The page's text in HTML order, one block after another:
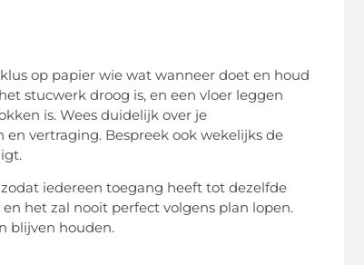
op papier wie wat wanneer doet en houd
stucwerk droog is, en een vloer leggen
is. Wees duidelijk over je
vertraging. Bespreek ook wekelijks de
iedereen toegang heeft tot dezelfde
het zal nooit perfect volgens plan lopen.
blijven houden.